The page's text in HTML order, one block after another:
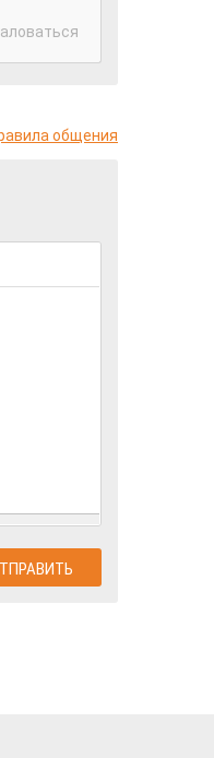
общения